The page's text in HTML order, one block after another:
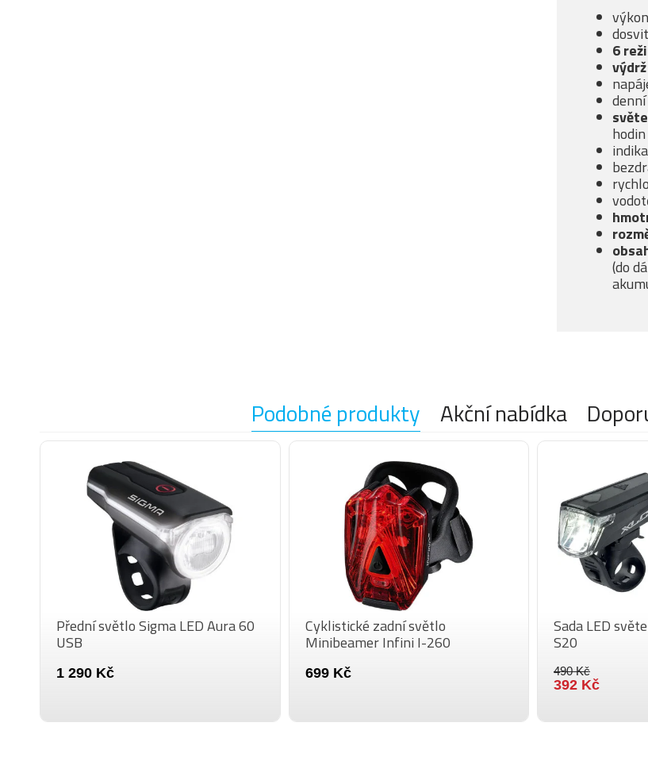
6
hodin
(do
Podobné produkty Akční nabídka
Přední světlo Sigma LED Aura 60
USB
1 290 Kč
Cyklistické zadní světlo
Minibeamer Infini I-260
699 Kč
Sada LED
S20
490 Kč
392 Kč